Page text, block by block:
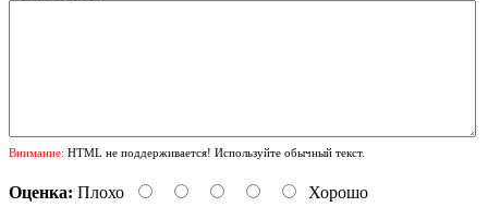
Внимание: HTML не поддерживается! Используйте обычный текст.
Оценка: Плохо Хорошо